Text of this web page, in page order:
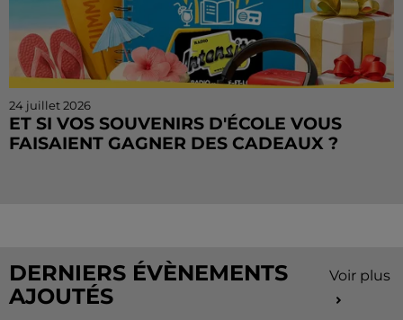
24 juillet 2026
ET SI VOS SOUVENIRS D'ÉCOLE VOUS
FAISAIENT GAGNER DES CADEAUX ?
DERNIERS ÉVÈNEMENTS
AJOUTÉS
Voir plus